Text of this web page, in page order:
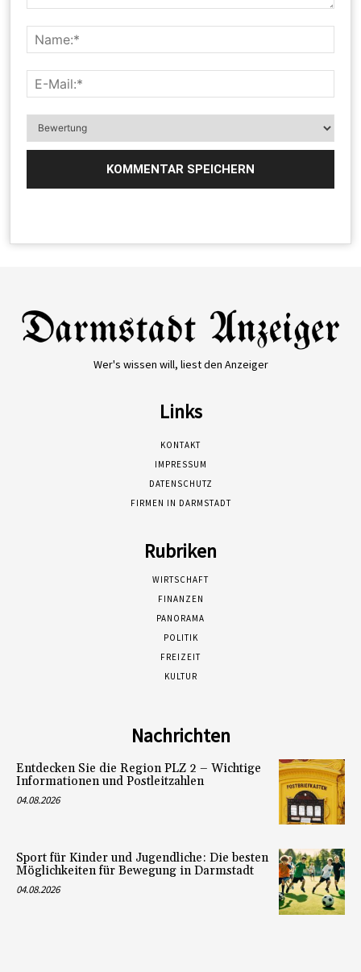
Wer's wissen will, liest den Anzeiger
Links
KONTAKT
IMPRESSUM
DATENSCHUTZ
FIRMEN IN DARMSTADT
Rubriken
WIRTSCHAFT
FINANZEN
PANORAMA
POLITIK
FREIZEIT
KULTUR
Nachrichten
Entdecken Sie die Region PLZ 2 – Wichtige
Informationen und Postleitzahlen
04.08.2026
Sport für Kinder und Jugendliche: Die besten
Möglichkeiten für Bewegung in Darmstadt
04.08.2026